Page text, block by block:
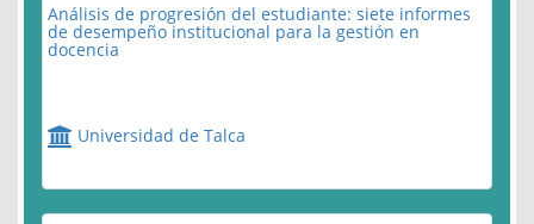
Análisis de progresión del estudiante: siete informes
de desempeño institucional para la gestión en
docencia
Universidad de Talca